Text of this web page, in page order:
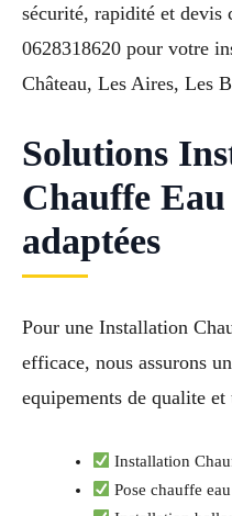
sécurité, rapidité et devis
0628318620 pour votre
Château, Les Aires, Les
Solutions
Chauffe
adaptées
Pour une Installation
efficace, nous assurons
equipements de qualite
Installation
Pose chauffe eau